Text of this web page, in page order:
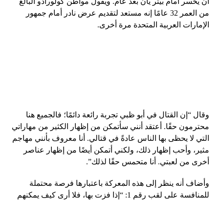
من العمر 32 عامًا إنه مستعد لتقديم عرض نادر أمام جمهور
الإمارات العربية المتحدة مرة أخرى.
وقال “إن القتال في أبو ظبي تجربة رائعة دائمًا؛ فالجميع هنا
محترمون حقًا. أعتقد أنني سأتمكن من إظهار الكثير من مهاراتي
التي لا يحظى بها الناس عادةً في قتالي. أنا معروف بأنني مهاجم
مثير، وأحب إظهار ذلك، ولكني أتمكن أيضًا من إظهار عناصر
أخرى من لعبتي. أنا متحمس حقًا لذلك”.
وأضاف أنه ينظر إلى هذه المعركة باعتبارها فرصة محتملة
للمنافسة على لقب رقم 1: “إذا فزت بها، فلا أرى كيف يمكنهم